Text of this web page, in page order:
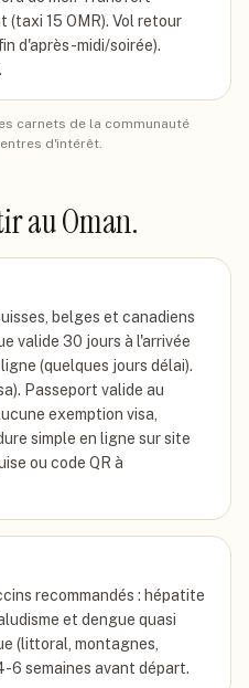
15 OMR). Vol retour
d'après-midi/soirée).
carnets de la communauté
d'intérêt.
au Oman.
belges et canadiens
valide 30 jours à l'arrivée
(quelques jours délai).
Passeport valide au
exemption visa,
simple en ligne sur site
ou code QR à
recommandés : hépatite
et dengue quasi
(littoral, montagnes,
6 semaines avant départ.